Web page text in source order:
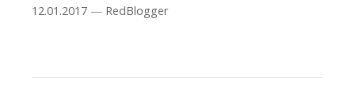
12.01.2017 — RedBlogger